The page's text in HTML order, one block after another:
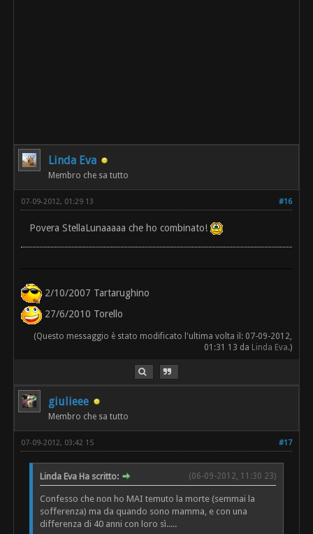
Linda Eva
Membro che sa tutto
#16
07-09-2012, 01:29 13
Povera StellaLunaaaaa che ho combinato!
2/10/2007 Tartarughino
27/6/2010 Torello
(Questo messaggio è stato modificato l'ultima volta il: 07-09-2012,
01:31 13 da Linda Eva.)
giulieee
Membro che sa tutto
#17
07-09-2012, 03:42 15
(06-09-2012, 11:30 23)
Linda Eva Ha scritto:
Confesso che non ho MAI temuto la morte (semmai la
sofferenza) ma da quando sono mamma, e con una
differenza di 40 anni con loro sì.....